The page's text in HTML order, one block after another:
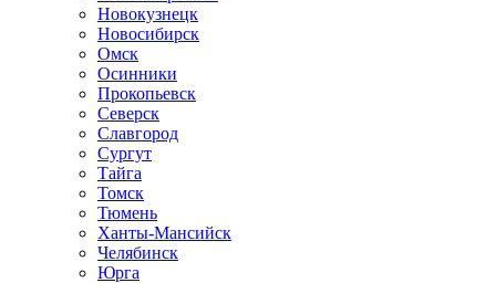
Новокузнецк
Новосибирск
Омск
Осинники
Прокопьевск
Северск
Славгород
Сургут
Тайга
Томск
Тюмень
Ханты-Мансийск
Челябинск
Юрга